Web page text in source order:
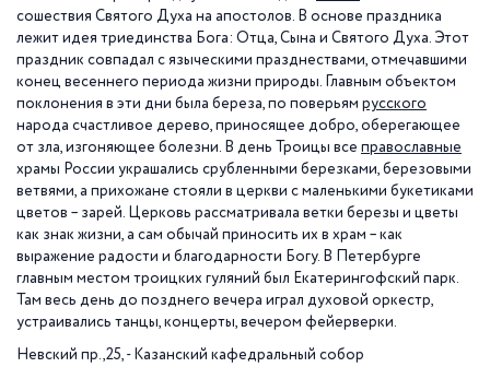
сошествия Святого Духа на апостолов. В основе праздника
лежит идея триединства Бога: Отца, Сына и Святого Духа. Этот
праздник совпадал с языческими празднествами, отмечавшими
конец весеннего периода жизни природы. Главным объектом
поклонения в эти дни была береза, по поверьям русского
народа счастливое дерево, приносящее добро, оберегающее
от зла, изгоняющее болезни. В день Троицы все православные
храмы России украшались срубленными березками, березовыми
ветвями, а прихожане стояли в церкви с маленькими букетиками
цветов – зарей. Церковь рассматривала ветки березы и цветы
как знак жизни, а сам обычай приносить их в храм – как
выражение радости и благодарности Богу. В Петербурге
главным местом троицких гуляний был Екатерингофский парк.
Там весь день до позднего вечера играл духовой оркестр,
устраивались танцы, концерты, вечером фейерверки.
Невский пр.,25, - Казанский кафедральный собор